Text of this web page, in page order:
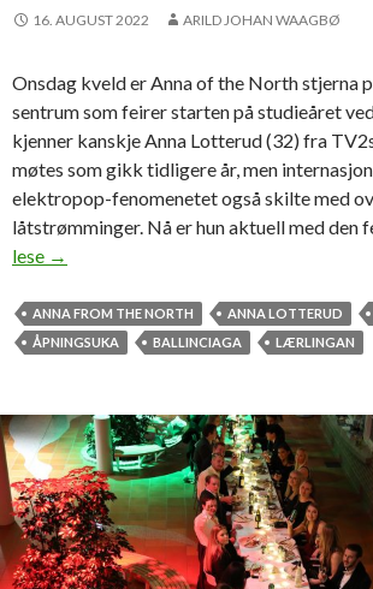
16. AUGUST 2022 ARILD JOHAN WAAGBØ
Onsdag kveld er Anna of the North stjerna
sentrum som feirer starten på studieåret
kjenner kanskje Anna Lotterud (32) fra
møtes som gikk tidligere år, men
elektropop-fenomenetet også skilte med
låtstrømminger. Nå er hun aktuell med den
lese I
v
i
r
e
r
t
i
l
→
ANNA FROM THE NORTH ANNA LOTTERUD
ÅPNINGSUKA
BALLINCIAGA LÆRLINGAN